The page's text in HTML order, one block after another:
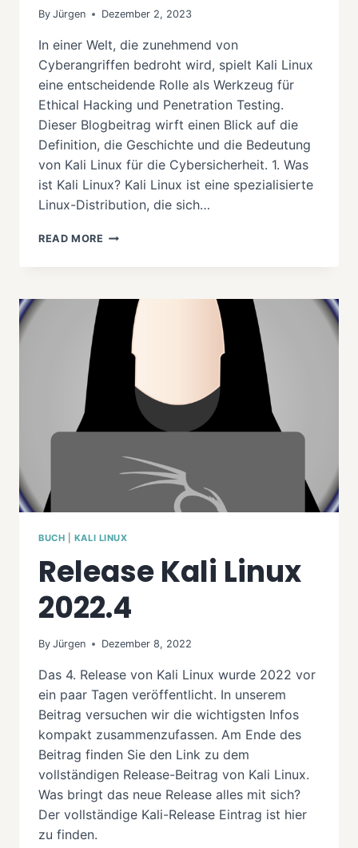
By Jürgen Dezember 2, 2023
In einer Welt, die zunehmend von
Cyberangriffen bedroht wird, spielt Kali Linux
eine entscheidende Rolle als Werkzeug für
Ethical Hacking und Penetration Testing.
Dieser Blogbeitrag wirft einen Blick auf die
Definition, die Geschichte und die Bedeutung
von Kali Linux für die Cybersicherheit. 1. Was
ist Kali Linux? Kali Linux ist eine spezialisierte
Linux-Distribution, die sich…
READ MORE KALI
AUF
KRAFT
ETHICAL
HACKING
PENETRATION
TESTING
BUCH KALI LINUX
Release Kali Linux
2022.4
By Jürgen Dezember 8, 2022
Das 4. Release von Kali Linux wurde 2022 vor
ein paar Tagen veröffentlicht. In unserem
Beitrag versuchen wir die wichtigsten Infos
kompakt zusammenzufassen. Am Ende des
Beitrag finden Sie den Link zu dem
vollständigen Release-Beitrag von Kali Linux.
Was bringt das neue Release alles mit sich?
Der vollständige Kali-Release Eintrag ist hier
zu finden.